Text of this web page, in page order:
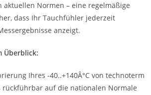
Normen – eine regelmäßige
dass Ihr Tauchfühler jederzeit
anzeigt.
Überblick:
Ihres -40..+140Â°C von technoterm
auf die nationalen Normale